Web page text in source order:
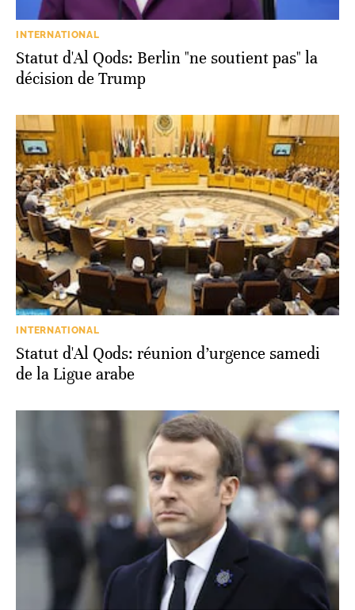
INTERNATIONAL
Statut d'Al Qods: Berlin "ne soutient pas" la
décision de Trump
INTERNATIONAL
Statut d'Al Qods: réunion d’urgence samedi
de la Ligue arabe